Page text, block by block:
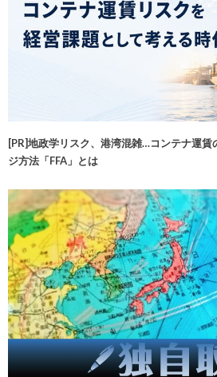
[PR]地政学リスク、港湾混雑…コンテナ運賃
ジ方法「FFA」とは